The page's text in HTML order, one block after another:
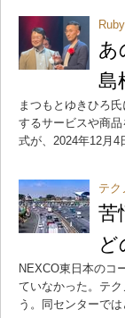
あ
島
まつもとゆきひろ
するサービスや商
式が、2024年12月4
テク
苦
ど
NEXCO東日本のコ
ていなかった。テ
う。同センターで